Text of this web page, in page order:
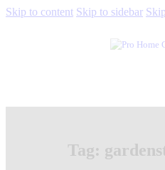
Skip to content Skip to sidebar
Tag: